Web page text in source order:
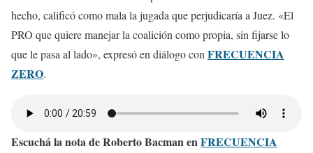
hecho, calificó como mala la jugada que perjudicaría a Juez. «El
PRO que quiere manejar la coalición como propia, sin fijarse lo
que le pasa al lado», expresó en diálogo con FRECUENCIA
ZERO.
Escuchá la nota de Roberto Bacman enFRECUENCIA